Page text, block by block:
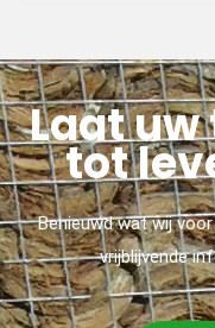
Laat uw
tot
Benieuwd wat wij
vrijblijvende